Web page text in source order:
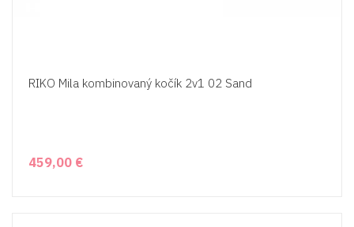
RIKO Mila kombinovaný kočík 2v1 02 Sand
459,00 €